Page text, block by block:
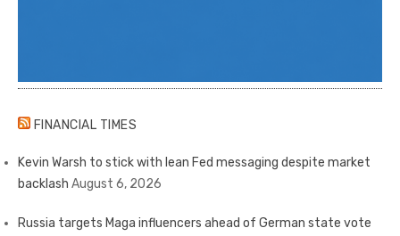
FINANCIAL TIMES
Kevin Warsh to stick with lean Fed messaging despite market
backlash August 6, 2026
Russia targets Maga influencers ahead of German state vote